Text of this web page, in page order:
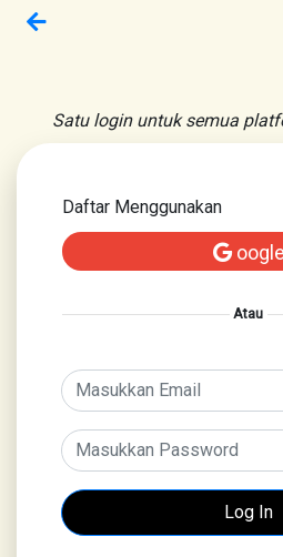
Satu login untuk semua
Daftar Menggunakan
oogle
Atau